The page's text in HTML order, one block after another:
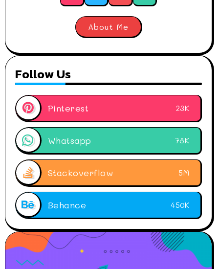
About Me
Follow Us
Pinterest 23K
Whatsapp 78K
Stackoverflow 5M
Behance 450K